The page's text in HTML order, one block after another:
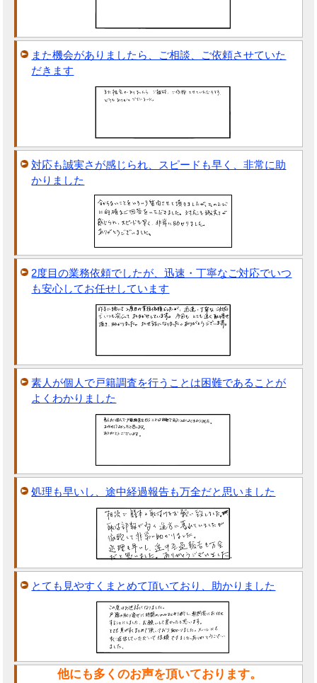
また機会がありましたら、ご相談、ご依頼させていた
だきます
対応も誠実さが感じられ、スピードも早く、非常に助
かりました
2度目の業務依頼でしたが、迅速・丁寧なご対応でいつ
も安心してお任せしています
素人が個人で戸籍調査を行うことは困難であることが
よくわかりました
処理も早いし、途中経過報告も万全だと思いました
とても見やすくまとめて頂いており、助かりました
他にも多くのお声を頂いております。